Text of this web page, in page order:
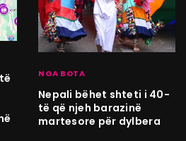
NGA BOTA
Nepali bëhet shteti i 40-
të që njeh barazinë
martesore për dylbera